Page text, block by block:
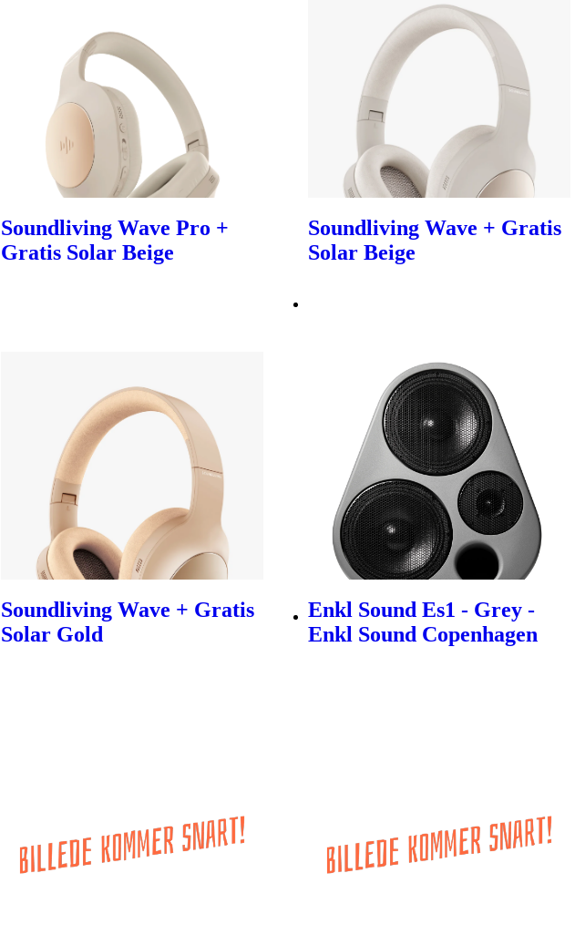
Soundliving Wave Pro +
Gratis Solar Beige
Soundliving Wave + Gratis
Solar Beige
Soundliving Wave + Gratis
Solar Gold
Enkl Sound Es1 - Grey -
Enkl Sound Copenhagen